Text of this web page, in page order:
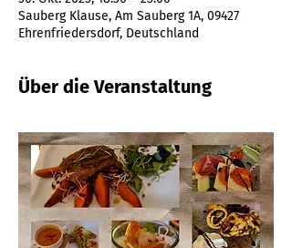
Sauberg Klause, Am Sauberg 1A, 09427
Ehrenfriedersdorf, Deutschland
Über die Veranstaltung